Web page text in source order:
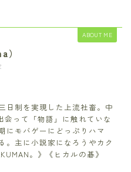
ABOUT ME
）
日制を実現した上流社畜。中
会って「物語」に触れていな
にモバゲーにどっぷりハマ
。主に小説家になろうやカク
。》《ヒカルの碁》